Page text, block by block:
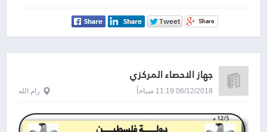
جهاز الاحصاء المركزي
06/12/2018 11:19 صباحاً رام الله